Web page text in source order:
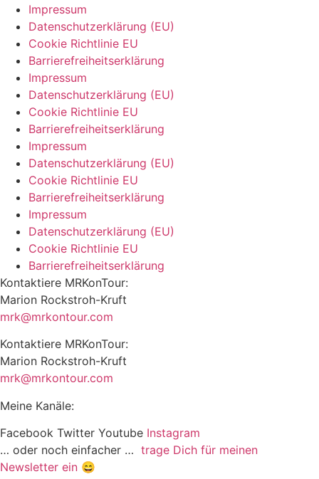
Impressum
Datenschutzerklärung (EU)
Cookie Richtlinie EU
Barrierefreiheitserklärung
Impressum
Datenschutzerklärung (EU)
Cookie Richtlinie EU
Barrierefreiheitserklärung
Impressum
Datenschutzerklärung (EU)
Cookie Richtlinie EU
Barrierefreiheitserklärung
Impressum
Datenschutzerklärung (EU)
Cookie Richtlinie EU
Barrierefreiheitserklärung
Kontaktiere MRKonTour:
Marion Rockstroh-Kruft
mrk@mrkontour.com
Kontaktiere MRKonTour:
Marion Rockstroh-Kruft
mrk@mrkontour.com
Meine Kanäle:
Facebook Twitter Youtube Instagram
… oder noch einfacher … trage Dich für meinen
Newsletter ein 😄